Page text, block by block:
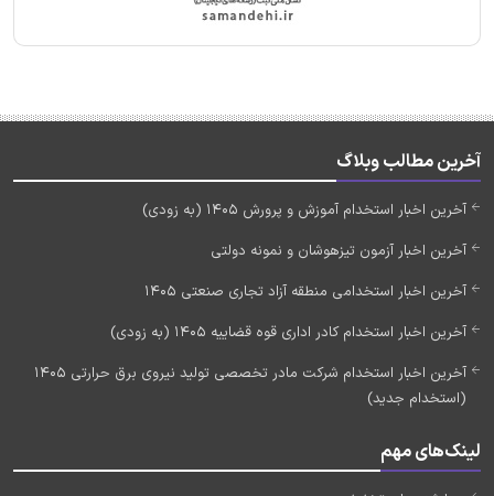
آخرین مطالب وبلاگ
آخرین اخبار استخدام آموزش و پرورش 1405 (به زودی)
آخرین اخبار آزمون تیزهوشان و نمونه دولتی
آخرین اخبار استخدامی منطقه آزاد تجاری صنعتی 1405
آخرین اخبار استخدام کادر اداری قوه قضاییه 1405 (به زودی)
آخرین اخبار استخدام شرکت مادر تخصصی تولید نیروی برق حرارتی 1405
(استخدام جدید)
لینک‌های مهم